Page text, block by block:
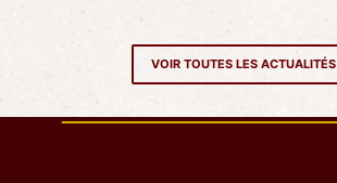
VOIR TOUTES LES ACTUALITÉS